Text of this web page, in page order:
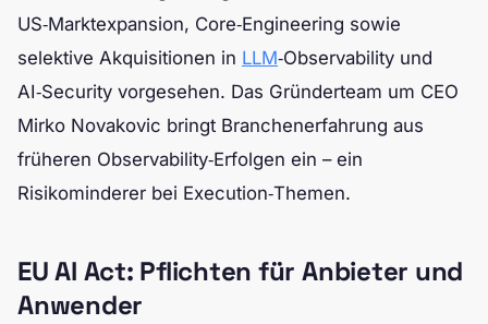
US‑Marktexpansion, Core‑Engineering sowie
selektive Akquisitionen in LLM‑Observability und
AI‑Security vorgesehen. Das Gründerteam um CEO
Mirko Novakovic bringt Branchenerfahrung aus
früheren Observability‑Erfolgen ein – ein
Risikominderer bei Execution‑Themen.
EU AI Act: Pflichten für Anbieter und
Anwender